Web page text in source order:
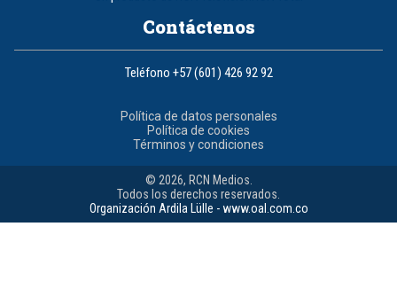
Contáctenos
Teléfono +57 (601) 426 92 92
Política de datos personales
Política de cookies
Términos y condiciones
© 2026, RCN Medios.
Todos los derechos reservados.
Organización Ardila Lülle - www.oal.com.co